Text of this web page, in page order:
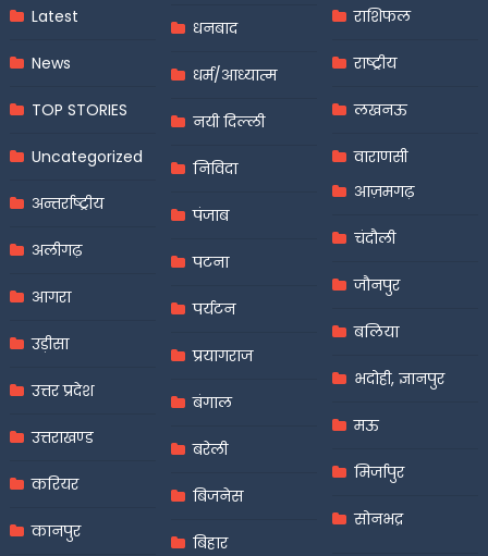
Latest
News
TOP STORIES
Uncategorized
अन्तर्राष्ट्रीय
अलीगढ़
आगरा
उड़ीसा
उत्तर प्रदेश
उत्तराखण्ड
करियर
कानपुर
धनबाद
धर्म/आध्यात्म
नयी दिल्ली
निविदा
पंजाब
पटना
पर्यटन
प्रयागराज
बंगाल
बरेली
बिजनेस
बिहार
राशिफल
राष्ट्रीय
लखनऊ
वाराणसी
आज़मगढ़
चंदौली
जौनपुर
बलिया
भदोही, ज्ञानपुर
मऊ
मिर्जापुर
सोनभद्र